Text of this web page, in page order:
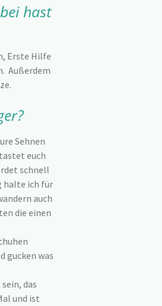
hast
Erste Hilfe
Außerdem
Sehnen
euch
schnell
halte ich für
auch
die einen
gucken was
das
und ist